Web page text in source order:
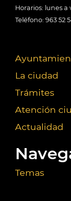
Horarios: lunes a
Teléfono: 963 52
La ciudad
Trámites
Atención
Actualidad
Temas